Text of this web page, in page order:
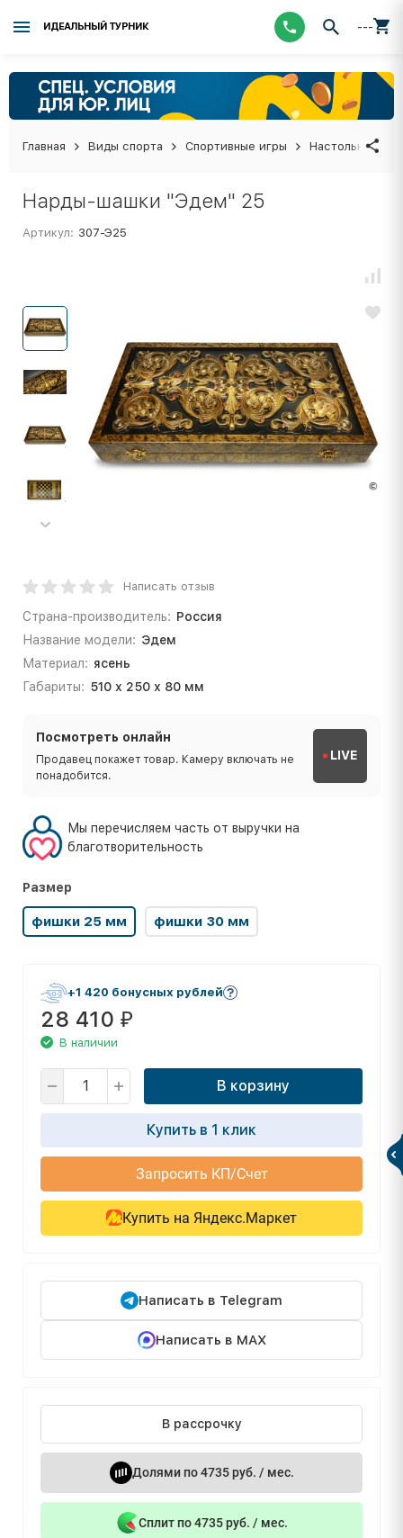
ИДЕАЛЬНЫЙ ТУРНИК ---
Главная Виды спорта Спортивные игры Настольные
Нарды-шашки "Эдем" 25
Артикул: 307-Э25
Написать отзыв
Страна-производитель: Россия
Название модели: Эдем
Материал: ясень
Габариты: 510 х 250 х 80 мм
Посмотреть онлайн
Продавец покажет товар. Камеру включать не
понадобится.
LIVE
Мы перечисляем часть от выручки на
благотворительность
Размер
фишки 25 мм фишки 30 мм
+1 420 бонусных рублей
28 410 ₽
В наличии
В корзину
Купить в 1 клик
Запросить КП/Счет
Купить на Яндекс.Маркет
Написать в Telegram
Написать в MAX
В рассрочку
Долями по 4735 руб. / мес.
Сплит по 4735 руб. / мес.